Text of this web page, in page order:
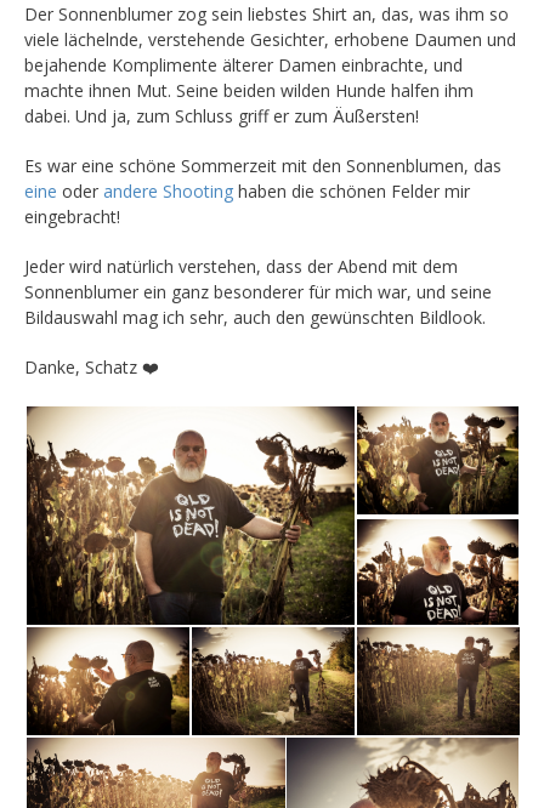
Der Sonnenblumer zog sein liebstes Shirt an, das, was ihm so
viele lächelnde, verstehende Gesichter, erhobene Daumen und
bejahende Komplimente älterer Damen einbrachte, und
machte ihnen Mut. Seine beiden wilden Hunde halfen ihm
dabei. Und ja, zum Schluss griff er zum Äußersten!
Es war eine schöne Sommerzeit mit den Sonnenblumen, das
eine oder andere Shooting haben die schönen Felder mir
eingebracht!
Jeder wird natürlich verstehen, dass der Abend mit dem
Sonnenblumer ein ganz besonderer für mich war, und seine
Bildauswahl mag ich sehr, auch den gewünschten Bildlook.
Danke, Schatz ❤️